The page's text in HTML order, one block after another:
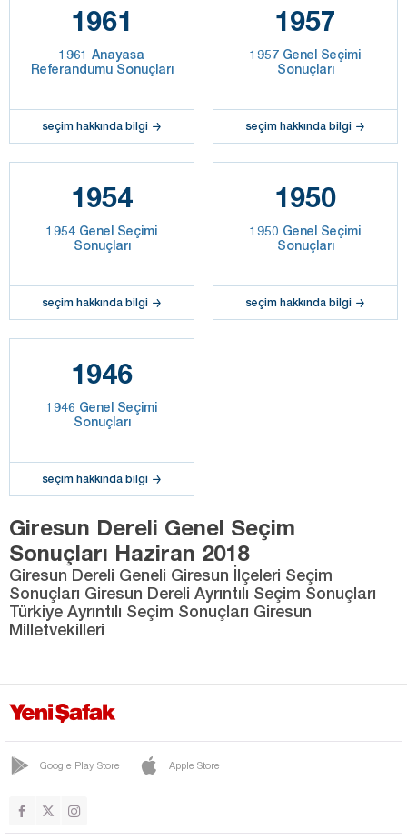
1961
1961 Anayasa
Referandumu Sonuçları
seçim hakkında bilgi
1957
1957 Genel Seçimi
Sonuçları
seçim hakkında bilgi
1954
1954 Genel Seçimi
Sonuçları
seçim hakkında bilgi
1950
1950 Genel Seçimi
Sonuçları
seçim hakkında bilgi
1946
1946 Genel Seçimi
Sonuçları
seçim hakkında bilgi
Giresun Dereli Genel Seçim
Sonuçları Haziran 2018
Giresun Dereli Geneli Giresun İlçeleri Seçim
Sonuçları Giresun Dereli Ayrıntılı Seçim Sonuçları
Türkiye Ayrıntılı Seçim Sonuçları Giresun
Milletvekilleri
Google Play Store Apple Store